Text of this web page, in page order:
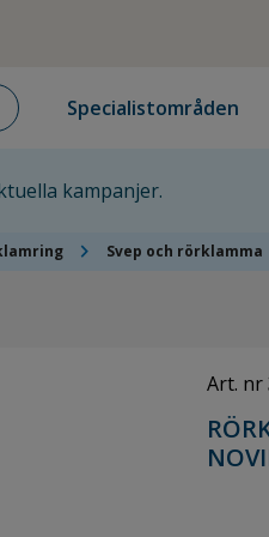
Specialistområden
kampanjer.
chevron_right Svep och rörklamma
Art. nr